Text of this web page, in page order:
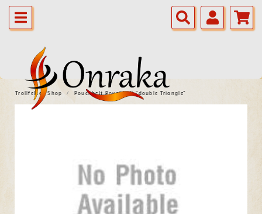
Trollfelsen Shop Pouchbelt Pouchbelt "double Triangle"